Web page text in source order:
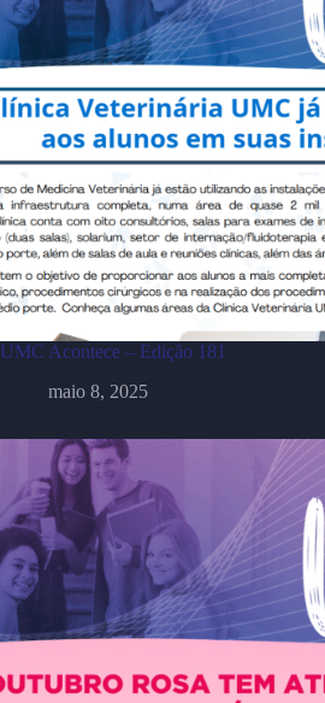
UMC Acontece – Edição 181
maio 8, 2025